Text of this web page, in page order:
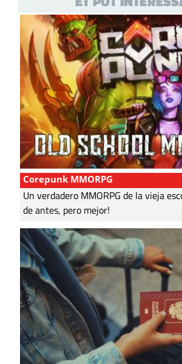
Corepunk MMORPG
Un verdadero MMORPG de la vieja
de antes, pero mejor!